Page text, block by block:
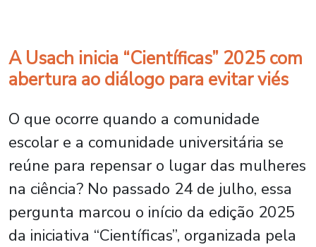
A Usach inicia “Científicas” 2025 com
abertura ao diálogo para evitar viés
O que ocorre quando a comunidade
escolar e a comunidade universitária se
reúne para repensar o lugar das mulheres
na ciência? No passado 24 de julho, essa
pergunta marcou o início da edição 2025
da iniciativa “Científicas”, organizada pela